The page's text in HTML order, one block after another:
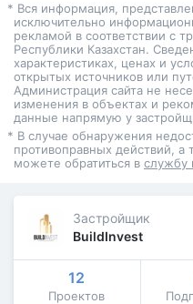
* Вся информация,
исключительно
рекламой в соответствии с
Республики Казахстан.
характеристиках, ценах и
открытых источников или
Администрация сайта не
изменения в объектах и
данные напрямую у
* В случае обнаружения
противоправных действий,
можете обратиться в службу
Застройщик
BuildInvest
12
Проектов